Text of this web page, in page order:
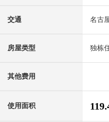
交通 名古
房屋类型 独栋
其他费用
使用面积